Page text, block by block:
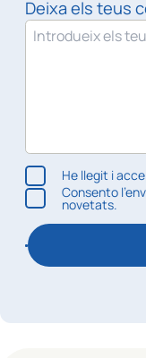
Deixa els teus
He llegit i
Consento
novetats.